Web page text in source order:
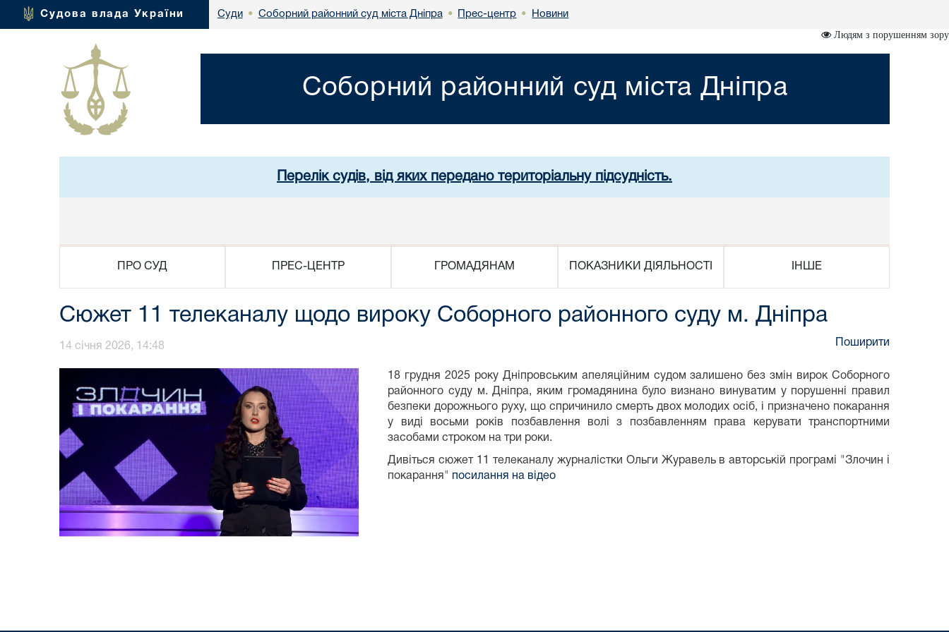
Судова влада України Суди • Соборний районний суд міста Дніпра • Прес-центр • Новини
Людям з порушенням зору
Соборний районний суд міста Дніпра
Перелік судів, від яких передано територіальну підсудність.
ПРО СУД ПРЕС-ЦЕНТР ГРОМАДЯНАМ ПОКАЗНИКИ ДІЯЛЬНОСТІ ІНШЕ
Сюжет 11 телеканалу щодо вироку Соборного районного суду м. Дніпра
14 січня 2026, 14:48 Поширити
18 грудня 2025 року Дніпровським апеляційним судом залишено без змін вирок Соборного
районного суду м. Дніпра, яким громадянина було визнано винуватим у порушенні правил
безпеки дорожнього руху, що спричинило смерть двох молодих осіб, і призначено покарання
у виді восьми років позбавлення волі з позбавленням права керувати транспортними
засобами строком на три роки.
Дивіться сюжет 11 телеканалу журналістки Ольги Журавель в авторській програмі "Злочин і
покарання" посилання на відео